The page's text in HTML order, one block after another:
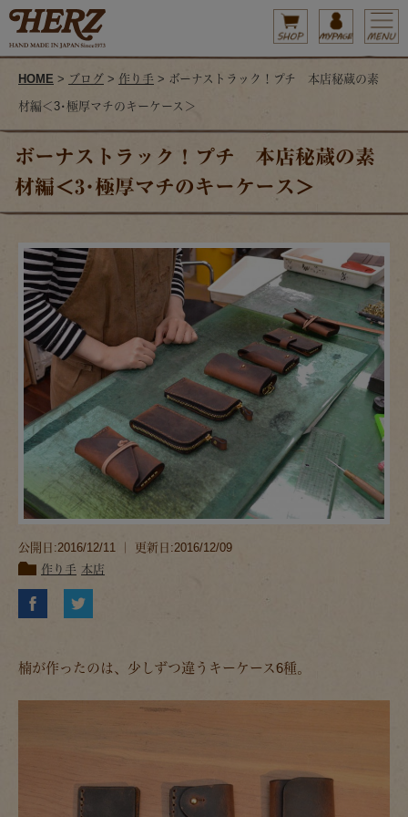
HOME > ブログ > 作り手 > ボーナストラック！プチ 本店秘蔵の素
材編＜3･極厚マチのキーケース＞
ボーナストラック！プチ 本店秘蔵の素
材編＜3･極厚マチのキーケース＞
公開日:2016/12/11 ｜ 更新日:2016/12/09
作り手 本店
楠が作ったのは、少しずつ違うキーケース6種。